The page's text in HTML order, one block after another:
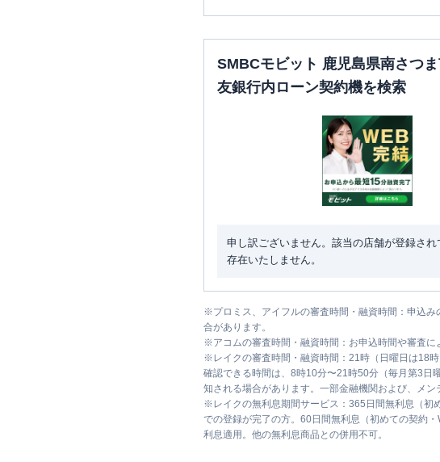
SMBCモビット 鹿児島県南さつ
友銀行内ローン契約機を検索
申し訳ございません。該当の店舗が登録され
存在いたしません。
※プロミス、アイフルの審査時間・融資時間：申込
合があります。
※アコムの審査時間・融資時間：お申込時間や審査に
※ レイクの審査時間・融資時間：21時（日曜日は18
確認できる時間は、8時10分〜21時50分（毎月第3日
知される場合があります。一部金融機関および、メン
※ レイクの無利息期間サービス：365日間無利息（
での登録が完了の方。60日間無利息（初めての契約
利息適用。他の無利息商品との併用不可。